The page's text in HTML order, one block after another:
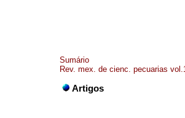
Sumário
Rev. mex. de cienc. pecuarias
Artigos